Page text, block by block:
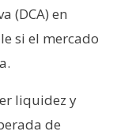
(DCA) en
si el mercado
liquidez y
de